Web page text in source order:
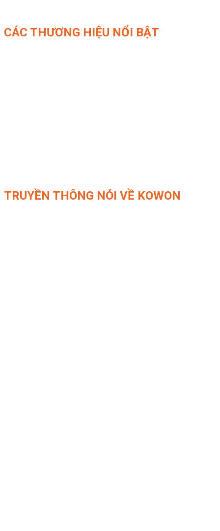
CÁC THƯƠNG HIỆU NỔI BẬT
TRUYỀN THÔNG NÓI VỀ KOWON